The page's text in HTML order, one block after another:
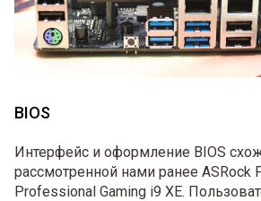
BIOS
Интерфейс и оформление BIOS
рассмотренной нами ранее ASRock
Professional Gaming i9 XE.